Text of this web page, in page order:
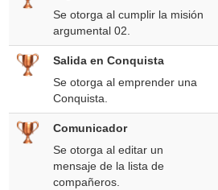
Se otorga al cumplir la misión
argumental 02.
Salida en Conquista
Se otorga al emprender una
Conquista.
Comunicador
Se otorga al editar un
mensaje de la lista de
compañeros.